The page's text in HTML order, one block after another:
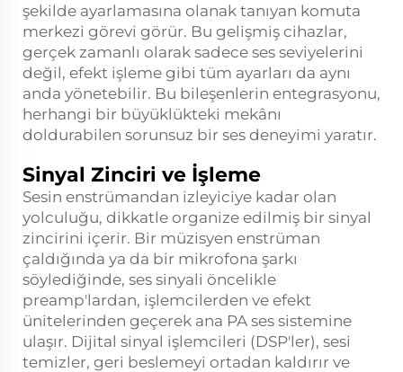
şekilde ayarlamasına olanak tanıyan komuta
merkezi görevi görür. Bu gelişmiş cihazlar,
gerçek zamanlı olarak sadece ses seviyelerini
değil, efekt işleme gibi tüm ayarları da aynı
anda yönetebilir. Bu bileşenlerin entegrasyonu,
herhangi bir büyüklükteki mekânı
doldurabilen sorunsuz bir ses deneyimi yaratır.
Sinyal Zinciri ve İşleme
Sesin enstrümandan izleyiciye kadar olan
yolculuğu, dikkatle organize edilmiş bir sinyal
zincirini içerir. Bir müzisyen enstrüman
çaldığında ya da bir mikrofona şarkı
söylediğinde, ses sinyali öncelikle
preamp'lardan, işlemcilerden ve efekt
ünitelerinden geçerek ana PA ses sistemine
ulaşır. Dijital sinyal işlemcileri (DSP'ler), sesi
temizler, geri beslemeyi ortadan kaldırır ve